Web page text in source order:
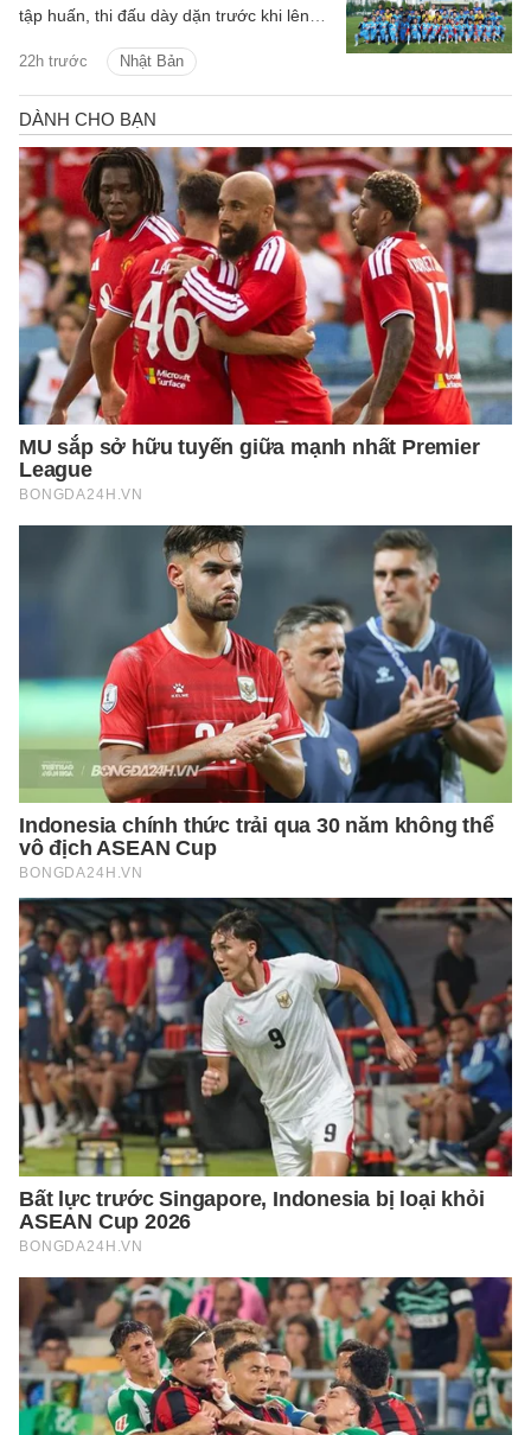
22h trước Nhật Bản
tập huấn, thi đấu dày dặn trước khi lên